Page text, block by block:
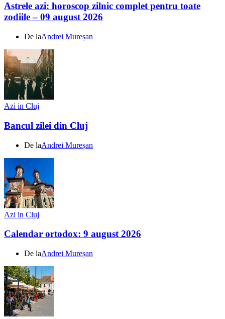
Astrele azi: horoscop zilnic complet pentru toate
zodiile – 09 august 2026
De laAndrei Mureșan
Azi in Cluj
Bancul zilei din Cluj
De laAndrei Mureșan
Azi in Cluj
Calendar ortodox: 9 august 2026
De laAndrei Mureșan